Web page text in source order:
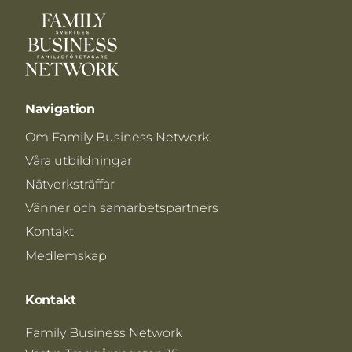
Navigation
Om Family Business Network
Våra utbildningar
Nätverksträffar
Vänner och samarbetspartners
Kontakt
Medlemskap
Kontakt
Family Business Network